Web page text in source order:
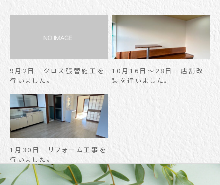
9月2日 クロス張替施工を
行いました。
10月16日～28日 店舗改
装を行いました。
1月30日 リフォーム工事を
行いました。